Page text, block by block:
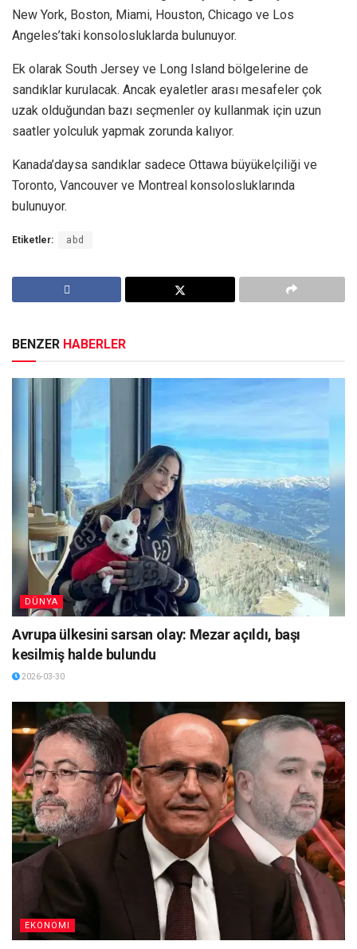
New York, Boston, Miami, Houston, Chicago ve Los
Angeles’taki konsolosluklarda bulunuyor.
Ek olarak South Jersey ve Long Island bölgelerine de
sandıklar kurulacak. Ancak eyaletler arası mesafeler çok
uzak olduğundan bazı seçmenler oy kullanmak için uzun
saatler yolculuk yapmak zorunda kalıyor.
Kanada’daysa sandıklar sadece Ottawa büyükelçiliği ve
Toronto, Vancouver ve Montreal konsolosluklarında
bulunuyor.
Etiketler: abd
BENZER HABERLER
DÜNYA
Avrupa ülkesini sarsan olay: Mezar açıldı, başı
kesilmiş halde bulundu
2026-03-30
EKONOMI